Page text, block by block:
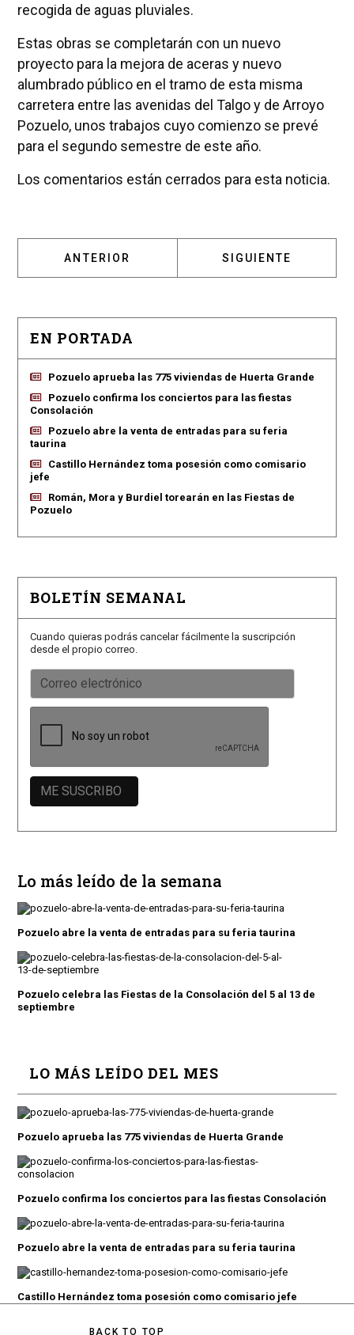
recogida de aguas pluviales.
Estas obras se completarán con un nuevo
proyecto para la mejora de aceras y nuevo
alumbrado público en el tramo de esta misma
carretera entre las avenidas del Talgo y de Arroyo
Pozuelo, unos trabajos cuyo comienzo se prevé
para el segundo semestre de este año.
Los comentarios están cerrados para esta noticia.
ARTÍCULO ANTERIOR: POZUELO
ANTERIOR ARTÍCULO
SIGUIENTE
EN PORTADA
Pozuelo aprueba las 775 viviendas de Huerta Grande
Pozuelo confirma los conciertos para las fiestas
Consolación
Pozuelo abre la venta de entradas para su feria
taurina
Castillo Hernández toma posesión como comisario
jefe
Román, Mora y Burdiel torearán en las Fiestas de
Pozuelo
BOLETÍN SEMANAL
Cuando quieras podrás cancelar fácilmente la suscripción
desde el propio correo.
Lo más leído de la semana
Pozuelo abre la venta de entradas para su feria taurina
Pozuelo celebra las Fiestas de la Consolación del 5 al 13 de
septiembre
LO MÁS LEÍDO DEL MES
Pozuelo aprueba las 775 viviendas de Huerta Grande
Pozuelo confirma los conciertos para las fiestas Consolación
Pozuelo abre la venta de entradas para su feria taurina
Castillo Hernández toma posesión como comisario jefe
BACK TO TOP